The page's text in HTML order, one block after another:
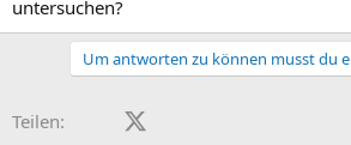
untersuchen?
Um antworten zu können musst du
Teilen: Facebook